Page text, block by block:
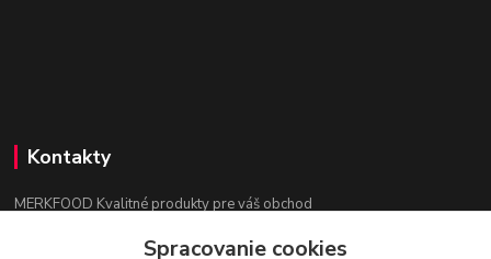
Kontakty
MERKFOOD Kvalitné produkty pre váš obchod
Ing. Lenka MokrošováSpracovanie cookies